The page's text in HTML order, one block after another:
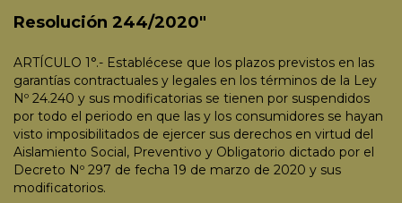
Resolución 244/2020"
ARTÍCULO 1°.- Establécese que los plazos previstos en las
garantías contractuales y legales en los términos de la Ley
Nº 24.240 y sus modificatorias se tienen por suspendidos
por todo el periodo en que las y los consumidores se hayan
visto imposibilitados de ejercer sus derechos en virtud del
Aislamiento Social, Preventivo y Obligatorio dictado por el
Decreto Nº 297 de fecha 19 de marzo de 2020 y sus
modificatorios.